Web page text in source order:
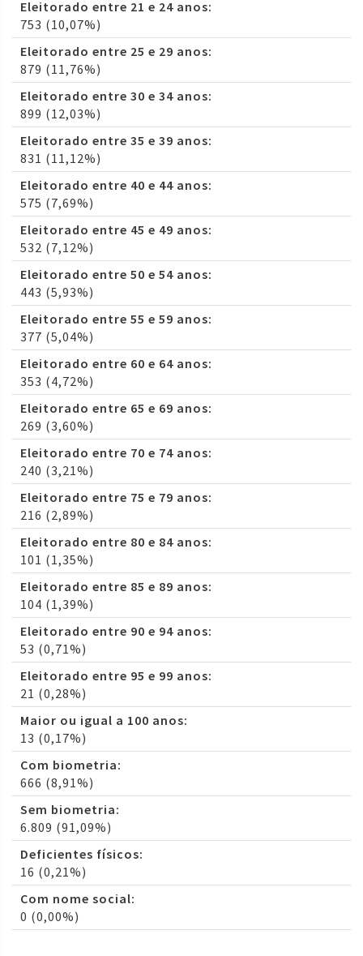
Eleitorado entre 21 e 24 anos:
753 (10,07%)
Eleitorado entre 25 e 29 anos:
879 (11,76%)
Eleitorado entre 30 e 34 anos:
899 (12,03%)
Eleitorado entre 35 e 39 anos:
831 (11,12%)
Eleitorado entre 40 e 44 anos:
575 (7,69%)
Eleitorado entre 45 e 49 anos:
532 (7,12%)
Eleitorado entre 50 e 54 anos:
443 (5,93%)
Eleitorado entre 55 e 59 anos:
377 (5,04%)
Eleitorado entre 60 e 64 anos:
353 (4,72%)
Eleitorado entre 65 e 69 anos:
269 (3,60%)
Eleitorado entre 70 e 74 anos:
240 (3,21%)
Eleitorado entre 75 e 79 anos:
216 (2,89%)
Eleitorado entre 80 e 84 anos:
101 (1,35%)
Eleitorado entre 85 e 89 anos:
104 (1,39%)
Eleitorado entre 90 e 94 anos:
53 (0,71%)
Eleitorado entre 95 e 99 anos:
21 (0,28%)
Maior ou igual a 100 anos:
13 (0,17%)
Com biometria:
666 (8,91%)
Sem biometria:
6.809 (91,09%)
Deficientes físicos:
16 (0,21%)
Com nome social:
0 (0,00%)